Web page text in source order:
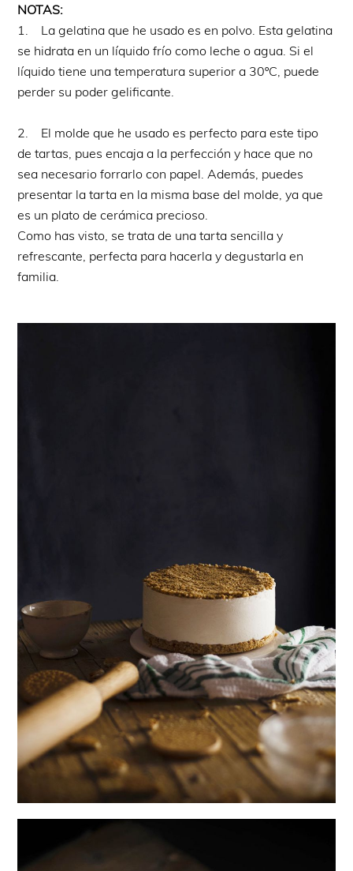
NOTAS:
1. La gelatina que he usado es en polvo. Esta gelatina
se hidrata en un líquido frío como leche o agua. Si el
líquido tiene una temperatura superior a 30ºC, puede
perder su poder gelificante.
2. El molde que he usado es perfecto para este tipo
de tartas, pues encaja a la perfección y hace que no
sea necesario forrarlo con papel. Además, puedes
presentar la tarta en la misma base del molde, ya que
es un plato de cerámica precioso.
Como has visto, se trata de una tarta sencilla y
refrescante, perfecta para hacerla y degustarla en
familia.